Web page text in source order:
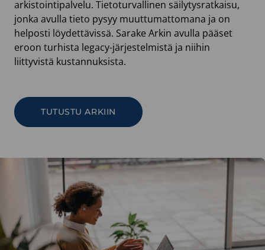
arkistointipalvelu. Tietoturvallinen säilytysratkaisu,
jonka avulla tieto pysyy muuttumattomana ja on
helposti löydettävissä. Sarake Arkin avulla pääset
eroon turhista legacy-järjestelmistä ja niihin
liittyvistä kustannuksista.
TUTUSTU ARKIIN